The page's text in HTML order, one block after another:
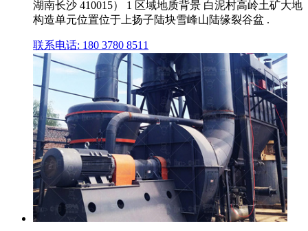
湖南长沙 410015） 1 区域地质背景 白泥村高岭土矿大地
构造单元位置位于上扬子陆块雪峰山陆缘裂谷盆 .
联系电话: 180 3780 8511